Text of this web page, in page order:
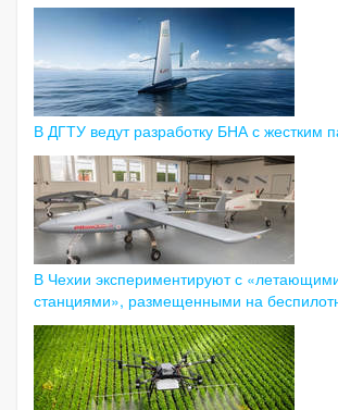
В ДГТУ ведут разработку БНА с жестким
В Чехии экспериментируют с
станциями», размещенными на